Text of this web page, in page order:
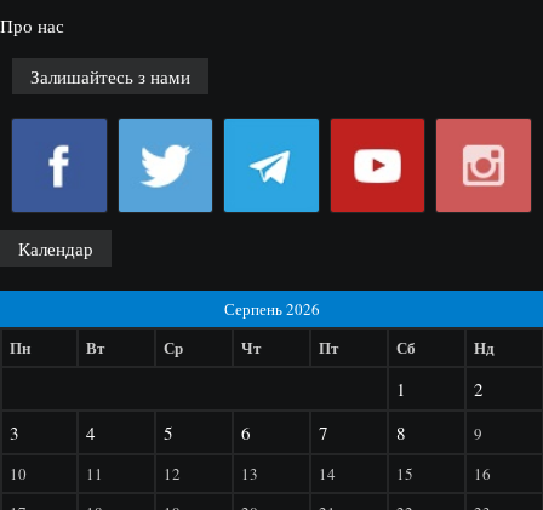
Про нас
Залишайтесь з нами
Календар
Серпень 2026
Пн Вт Ср Чт Пт Сб Нд
1
2
3
4 5 6 7 8
9
10
11 12 13 14 15
16